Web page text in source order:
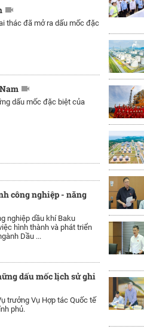
thác đã mở ra dấu mốc đặc
dấu mốc đặc biệt của
công nghiệp - năng
nghiệp dầu khí Baku
hình thành và phát triển
Dầu ...
dấu mốc lịch sử ghi
trưởng Vụ Hợp tác Quốc tế
phủ.